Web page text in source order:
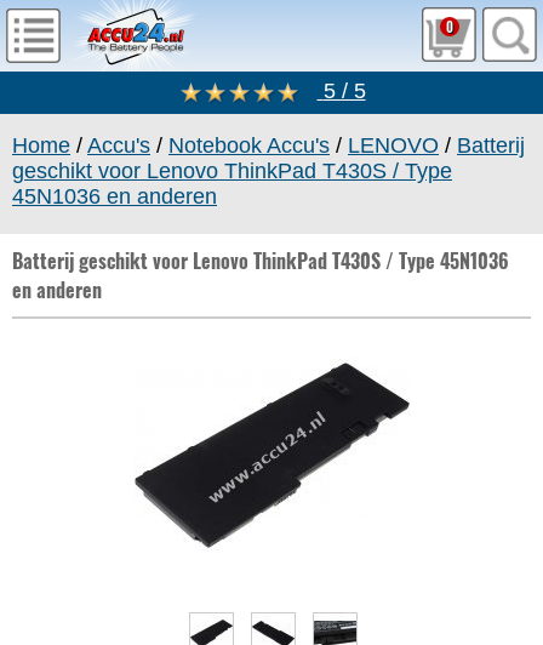
0
5 / 5
Home / Accu's / Notebook Accu's / LENOVO / Batterij
geschikt voor Lenovo ThinkPad T430S / Type
45N1036 en anderen
Batterij geschikt voor Lenovo ThinkPad T430S / Type 45N1036
en anderen